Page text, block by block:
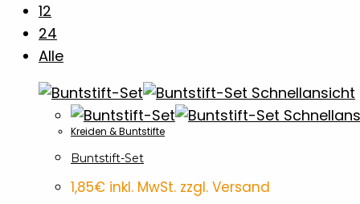
12
24
Alle
Schnellansicht
Kreiden & Buntstifte
Buntstift-Set
1,85€ inkl. MwSt. zzgl. Versand